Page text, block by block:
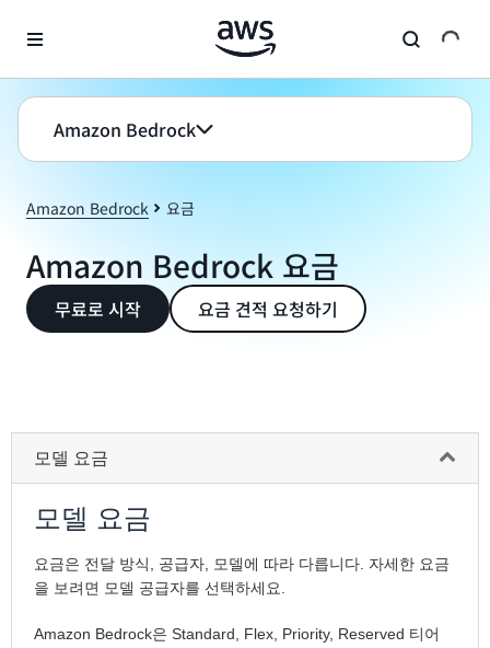
Amazon Bedrock
Amazon Bedrock 요금
Amazon Bedrock 요금
무료로 시작 요금 견적 요청하기
모델 요금
모델 요금
요금은 전달 방식, 공급자, 모델에 따라 다릅니다. 자세한 요금
을 보려면 모델 공급자를 선택하세요.
Amazon Bedrock은 Standard, Flex, Priority, Reserved 티어